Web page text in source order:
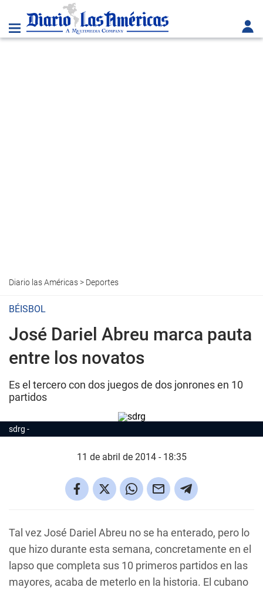
Diario las Américas> Deportes
BÉISBOL
José Dariel Abreu marca pauta
entre los novatos
Es el tercero con dos juegos de dos jonrones en 10
partidos
sdrg
11 de abril de 2014 - 18:35
Tal vez José Dariel Abreu no se ha enterado, pero lo
que hizo durante esta semana, concretamente en el
lapso que completa sus 10 primeros partidos en las
mayores, acaba de meterlo en la historia. El cubano